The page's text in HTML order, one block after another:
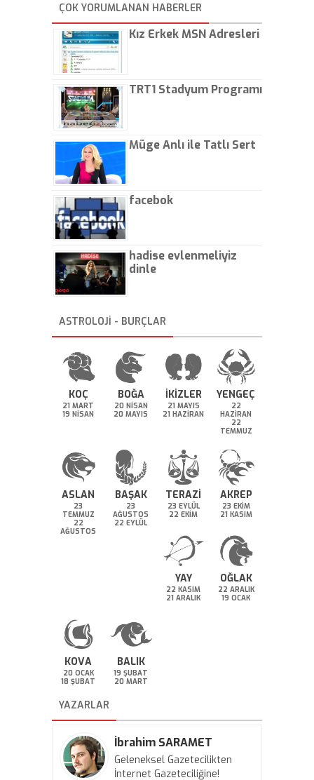
kaptırıyorsunuz. - Kayhan
Gezenti
ÇOK YORUMLANAN HABERLER
Kız Erkek MSN Adresleri
TRT1 Stadyum Programı
Müge Anlı ile Tatlı Sert
facebok
hadise evlenmeliyiz
dinle
ASTROLOJİ - BURÇLAR
KOÇ
21 MART
19 NİSAN
BOĞA
20 NİSAN
20 MAYIS
İKİZLER
21 MAYIS
21 HAZİRAN
YENGEÇ
22
HAZİRAN
22
TEMMUZ
ASLAN
23
TEMMUZ
22
AĞUSTOS
BAŞAK
23
AĞUSTOS
22 EYLÜL
TERAZİ
23 EYLÜL
22 EKİM
AKREP
23 EKİM
21 KASIM
YAY
22 KASIM
21 ARALIK
OĞLAK
22 ARALIK
19 OCAK
KOVA
20 OCAK
18 ŞUBAT
BALIK
19 ŞUBAT
20 MART
YAZARLAR
İbrahim SARAMET
Geleneksel Gazetecilikten
İnternet Gazeteciliğine!